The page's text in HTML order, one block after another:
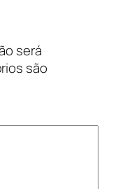
será
são